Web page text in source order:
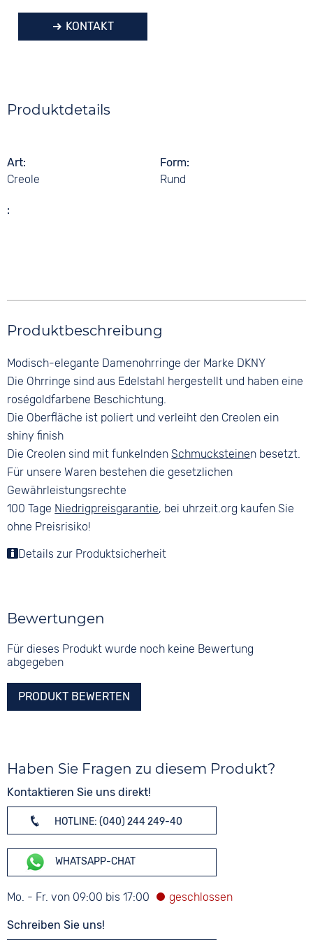
KONTAKT
Produktdetails
Art
Creole
Form
Rund
Produktbeschreibung
Modisch-elegante Damenohrringe der Marke DKNY
Die Ohrringe sind aus Edelstahl hergestellt und haben eine
roségoldfarbene Beschichtung.
Die Oberfläche ist poliert und verleiht den Creolen ein
shiny finish
Die Creolen sind mit funkelndenSchmucksteinen besetzt.
Für unsere Waren bestehen die gesetzlichen
Gewährleistungsrechte
100 Tage Niedrigpreisgarantie, bei uhrzeit.org kaufen Sie
ohne Preisrisiko!
Details zur Produktsicherheit
Bewertungen
Für dieses Produkt wurde noch keine Bewertung
abgegeben
PRODUKT BEWERTEN
Haben Sie Fragen zu diesem Produkt?
Kontaktieren Sie uns direkt!
HOTLINE: (040) 244 249-40
WHATSAPP-CHAT
Mo. - Fr. von 09:00 bis 17:00
Schreiben Sie uns!